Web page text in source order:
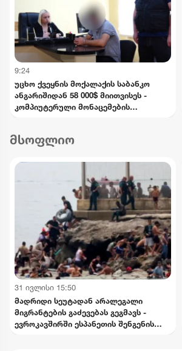
9:24
უცხო ქვეყნის მოქალაქის საბანკო
ანგარიშიდან 58 000$ მიითვისეს -
კომპიუტერული მონაცემების
დაიწყო
მსოფლიო
31 ივლისი 15:50
მადრიდი სეუტადან არალეგალი
მიგრანტების გაძევებას გეგმავს -
ევროკავშირში ესპანეთის შენგენის